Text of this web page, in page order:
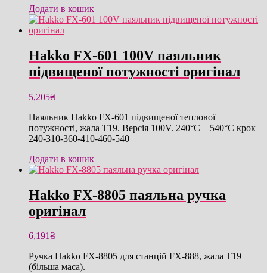
Додати в кошик
Hakko FX-601 100V паяльник
підвищеної потужності оригінал
5,205₴
Паяльник Hakko FX-601 підвищеної теплової
потужності, жала T19. Версія 100V. 240°C – 540°C крок
240-310-360-410-460-540
Додати в кошик
Hakko FX-8805 паяльна ручка
оригінал
6,191₴
Ручка Hakko FX-8805 для станцій FX-888, жала T19
(більша маса).